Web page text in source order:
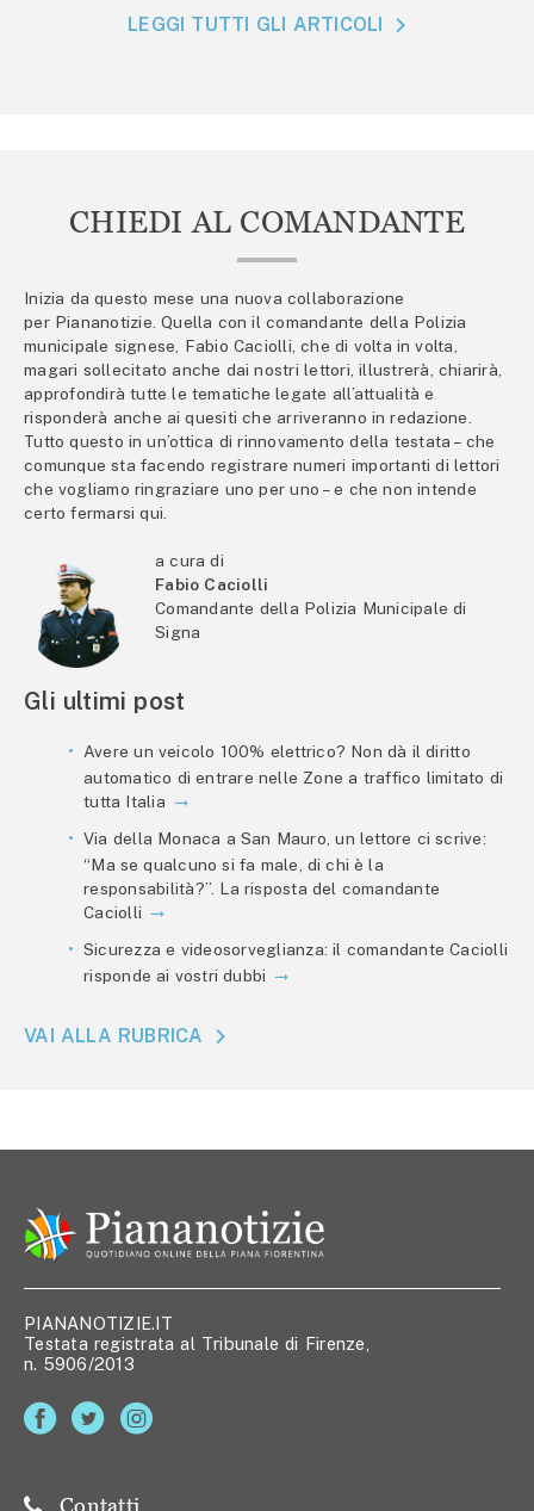
LEGGI TUTTI GLI ARTICOLI
CHIEDI AL COMANDANTE
Inizia da questo mese una nuova collaborazione
per Piananotizie. Quella con il comandante della Polizia
municipale signese, Fabio Caciolli, che di volta in volta,
magari sollecitato anche dai nostri lettori, illustrerà, chiarirà,
approfondirà tutte le tematiche legate all’attualità e
risponderà anche ai quesiti che arriveranno in redazione.
Tutto questo in un’ottica di rinnovamento della testata – che
comunque sta facendo registrare numeri importanti di lettori
che vogliamo ringraziare uno per uno – e che non intende
certo fermarsi qui.
a cura di
Fabio Caciolli
Comandante della Polizia Municipale di
Signa
Gli ultimi post
Avere un veicolo 100% elettrico? Non dà il diritto
automatico di entrare nelle Zone a traffico limitato di
tutta Italia
Via della Monaca a San Mauro, un lettore ci scrive:
“Ma se qualcuno si fa male, di chi è la
responsabilità?”. La risposta del comandante
Caciolli
Sicurezza e videosorveglianza: il comandante Caciolli
risponde ai vostri dubbi
VAI ALLA RUBRICA
PIANANOTIZIE.IT
Testata registrata al Tribunale di Firenze,
n. 5906/2013